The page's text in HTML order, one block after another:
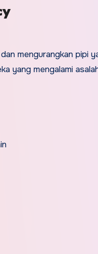
mengurangkan pipi
yang mengalami